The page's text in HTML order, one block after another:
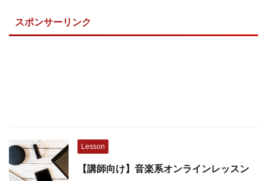
スポンサーリンク
Lesson
【講師向け】音楽系オンラインレッスン